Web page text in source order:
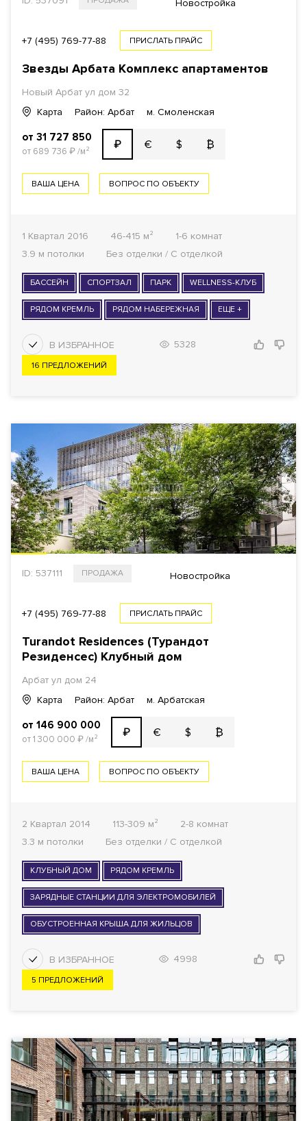
Новостройка
+7 (495) 769-77-88 ПРИСЛАТЬ ПРАЙС
Звезды Арбата Комплекс апартаментов
Новый Арбат ул дом 32
Карта
Район: Арбат м. Смоленская
от 31 727 850
от 689 736 ₽/м² ₽ € $ ₿
ВАША ЦЕНА ВОПРОС ПО ОБЪЕКТУ
1 Квартал 2016 46-415 м²
1-6 комнат
3.9 м потолки
Без отделки / С отделкой
БАССЕЙН СПОРТЗАЛ ПАРК WELLNESS-КЛУБ
РЯДОМ КРЕМЛЬ РЯДОМ НАБЕРЕЖНАЯ ЕЩЕ +
5328
16 ПРЕДЛОЖЕНИЙ
ID: 537111 ПРОДАЖА Новостройка
+7 (495) 769-77-88 ПРИСЛАТЬ ПРАЙС
Turandot Residences (Турандот
Резиденсес) Клубный дом
Арбат ул дом 24
Карта
Район: Арбат м. Арбатская
от 146 900 000
от 1 300 000 ₽/м² ₽ € $ ₿
ВАША ЦЕНА ВОПРОС ПО ОБЪЕКТУ
2 Квартал 2014 113-309 м²
2-8 комнат
3.3 м потолки
Без отделки / С отделкой
КЛУБНЫЙ ДОМ РЯДОМ КРЕМЛЬ
ЗАРЯДНЫЕ СТАНЦИИ ДЛЯ ЭЛЕКТРОМОБИЛЕЙ
ОБУСТРОЕННАЯ КРЫША ДЛЯ ЖИЛЬЦОВ
4998
5 ПРЕДЛОЖЕНИЙ